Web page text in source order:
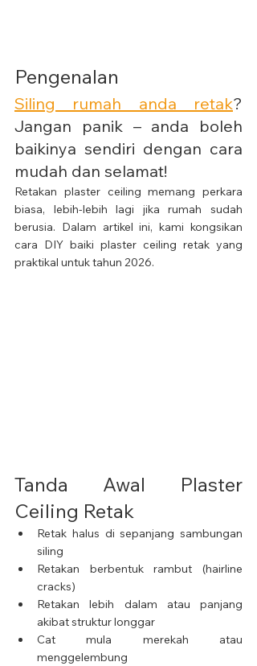
Pengenalan
Siling rumah anda retak?
Jangan panik – anda boleh
baikinya sendiri dengan cara
mudah dan selamat!
Retakan plaster ceiling memang perkara
biasa, lebih-lebih lagi jika rumah sudah
berusia. Dalam artikel ini, kami kongsikan
cara DIY baiki plaster ceiling retak yang
praktikal untuk tahun 2026.
Tanda Awal Plaster
Ceiling Retak
Retak halus di sepanjang sambungan
siling
Retakan berbentuk rambut (hairline
cracks)
Retakan lebih dalam atau panjang
akibat struktur longgar
Cat mula merekah atau
menggelembung